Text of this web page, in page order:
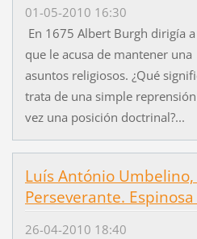
01-05-2010 16:30
En 1675 Albert Burgh dirigía
que le acusa de mantener
asuntos religiosos. ¿Qué
trata de una simple
vez una posición doctrinal?...
Luís António
Perseverante.
26-04-2010 18:40